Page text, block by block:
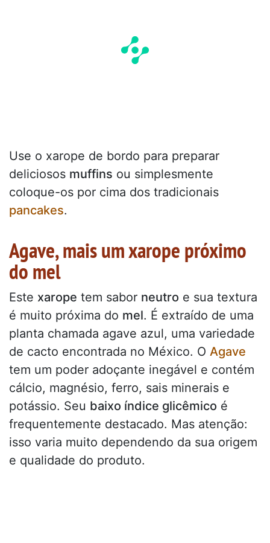
Use o xarope de bordo para preparar
deliciosos muffins ou simplesmente
coloque-os por cima dos tradicionais
pancakes.
Agave, mais um xarope próximo
do mel
Este xarope tem sabor neutro e sua textura
é muito próxima do mel. É extraído de uma
planta chamada agave azul, uma variedade
de cacto encontrada no México. O Agave
tem um poder adoçante inegável e contém
cálcio, magnésio, ferro, sais minerais e
potássio. Seu baixo índice glicêmico é
frequentemente destacado. Mas atenção:
isso varia muito dependendo da sua origem
e qualidade do produto.